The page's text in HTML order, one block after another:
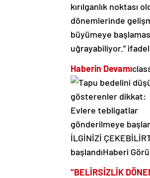
kırılganlık noktası
dönemlerinde
büyümeye
uğrayabiliyor.”
Haberin Devamı
İLGİNİZİ ÇEKEBİLİR
başlandıHaberi
“BELİRSİZLİK